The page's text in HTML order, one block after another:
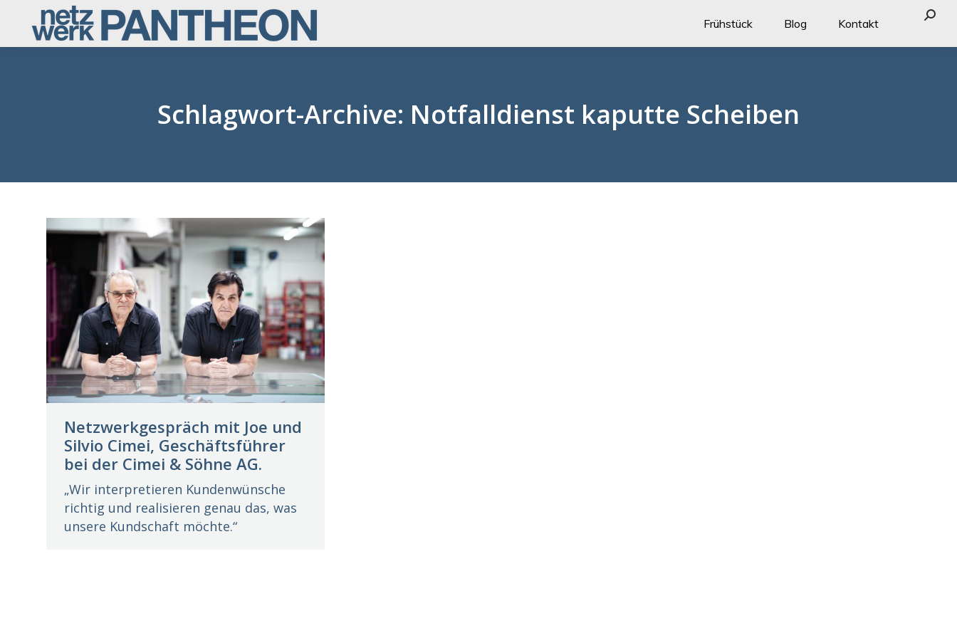
Frühstück Blog Kontakt
Schlagwort-Archive: Notfalldienst kaputte Scheiben
Netzwerkgespräch mit Joe und
Silvio Cimei, Geschäftsführer
bei der Cimei & Söhne AG.
„Wir interpretieren Kundenwünsche
richtig und realisieren genau das, was
unsere Kundschaft möchte.“